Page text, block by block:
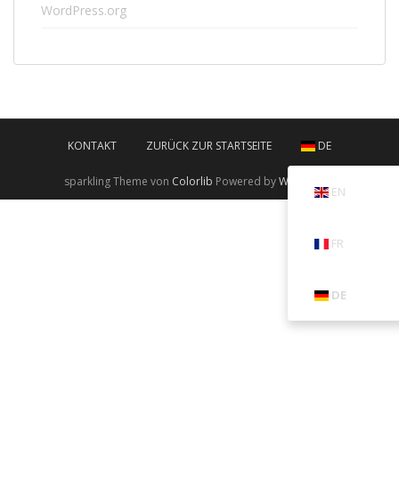
WordPress.org
KONTAKT ZURÜCK ZUR STARTSEITE DE
EN
FR
DE
sparkling Theme von Colorlib Powered byWordPress